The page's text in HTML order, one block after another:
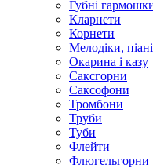
Губні
Кларнети
Корнети
Мелодіки,
Окарина і казу
Саксгорни
Саксофони
Тромбони
Труби
Туби
Флейти
Флюгельгорни